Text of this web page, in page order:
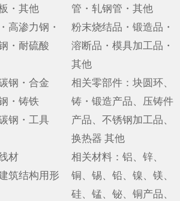
・其他
高渗力钢・
・耐硫酸
钢・合金
・铸铁
钢・工具
材
筑结构用形
管・轧钢管・其他
粉末烧结品・锻造品・
溶断品・模具加工品・
其他
相关零部件：块圆环、
铸・锻造产品、压铸件
产品、不锈钢加工品、
换热器 其他
相关材料：铝、锌、
铜、锡、铅、镍、镁、
硅、锰、铋、铜产品、